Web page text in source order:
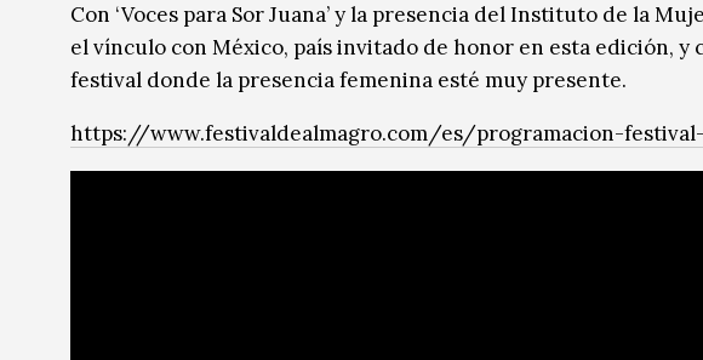
Con ‘Voces para Sor Juana’ y la presencia del Instituto de la
el vínculo con México, país invitado de honor en esta edición,
festival donde la presencia femenina esté muy presente.
https://www.festivaldealmagro.com/es/programacion-